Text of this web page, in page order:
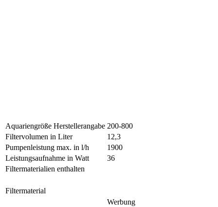
Aquariengröße Herstellerangabe 200-800
Filtervolumen in Liter
12,3
Pumpenleistung max. in l/h
1900
Leistungsaufnahme in Watt
36
Filtermaterialien enthalten
Filtermaterial
Werbung